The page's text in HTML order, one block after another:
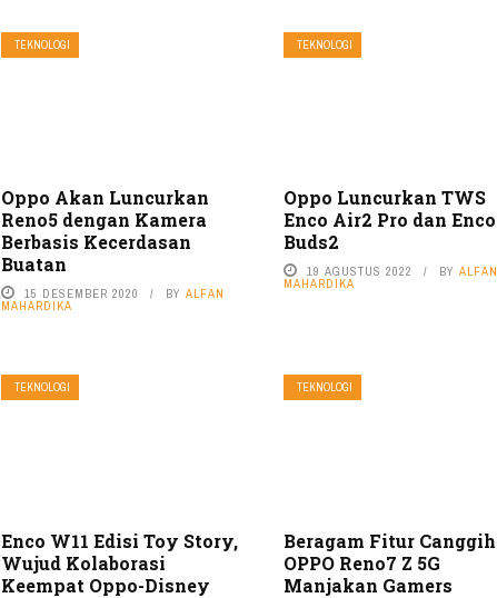
TEKNOLOGI
Oppo Akan Luncurkan
Reno5 dengan Kamera
Berbasis Kecerdasan
Buatan
15 DESEMBER 2020 BYALFAN
MAHARDIKA
TEKNOLOGI
Oppo Luncurkan TWS
Enco Air2 Pro dan Enco
Buds2
19 AGUSTUS 2022 BY ALFAN
MAHARDIKA
TEKNOLOGI
Enco W11 Edisi Toy Story,
Wujud Kolaborasi
Keempat Oppo-Disney
TEKNOLOGI
Beragam Fitur Canggih
OPPO Reno7 Z 5G
Manjakan Gamers